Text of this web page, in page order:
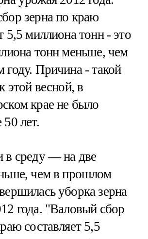
зерна по краю
5,5 миллиона тонн - это
тонн меньше, чем
Причина - такой
этой весной, в
крае не было
50 лет.
в среду — на две
чем в прошлом
уборка зерна
года. "Валовый сбор
составляет 5,5